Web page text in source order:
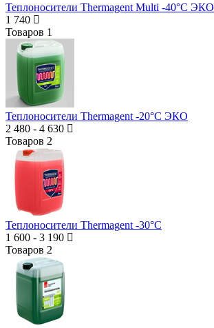
Теплоносители Thermagent Multi -40°C ЭКО
1 740
Товаров 1
Теплоносители Thermagent -20°C ЭКО
2 480 - 4 630
Товаров 2
Теплоносители Thermagent -30°С
1 600 - 3 190
Товаров 2